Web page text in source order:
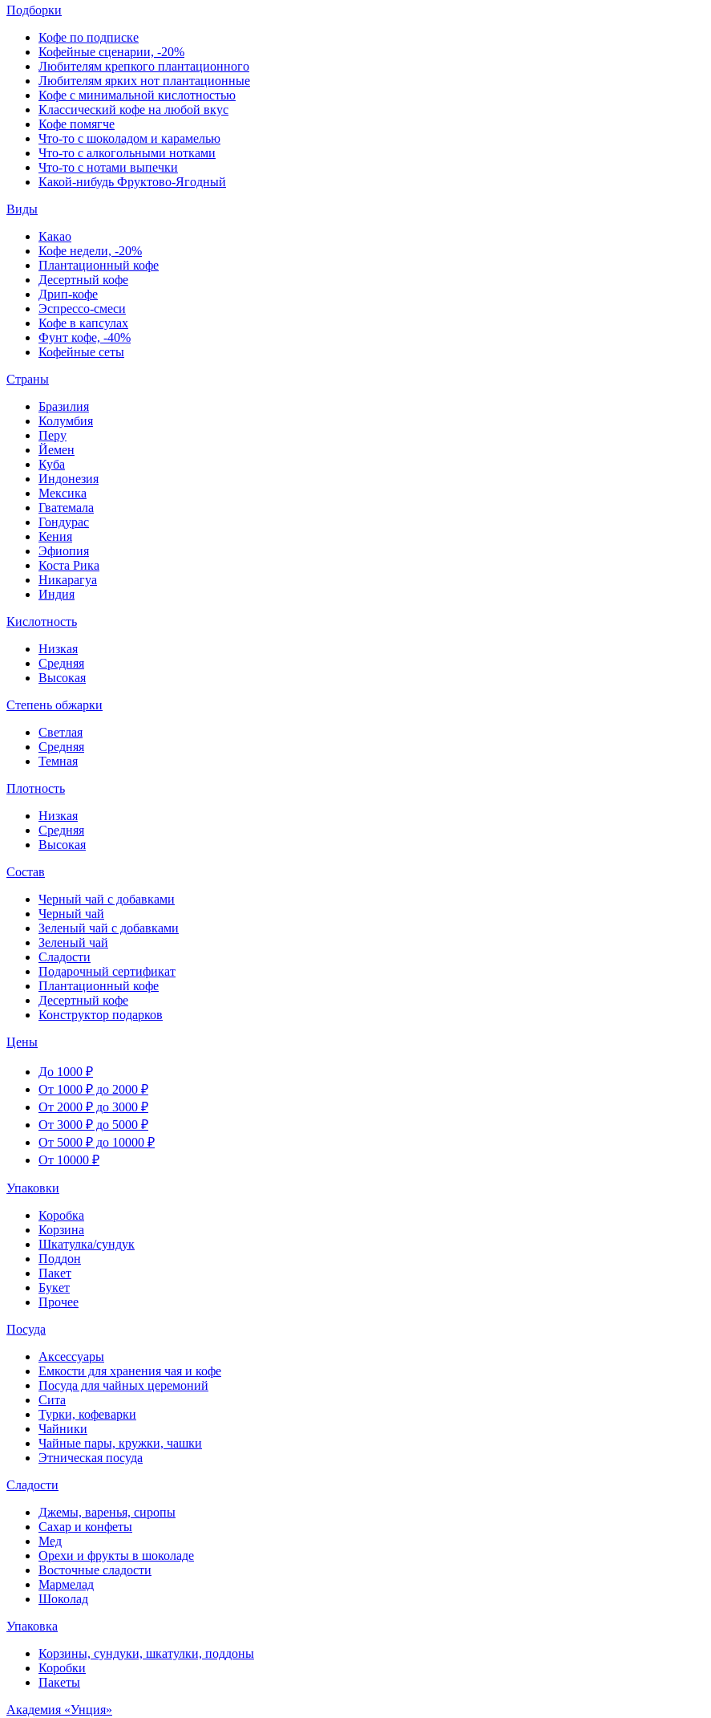
Подборки
Кофе по подписке
Кофейные сценарии, -20%
Любителям крепкого плантационного
Любителям ярких нот плантационные
Кофе с минимальной кислотностью
Классический кофе на любой вкус
Кофе помягче
Что-то с шоколадом и карамелью
Что-то с алкогольными нотками
Что-то с нотами выпечки
Какой-нибудь Фруктово-Ягодный
Виды
Какао
Кофе недели, -20%
Плантационный кофе
Десертный кофе
Дрип-кофе
Эспрессо-смеси
Кофе в капсулах
Фунт кофе, -40%
Кофейные сеты
Страны
Бразилия
Колумбия
Перу
Йемен
Куба
Индонезия
Мексика
Гватемала
Гондурас
Кения
Эфиопия
Коста Рика
Никарагуа
Индия
Кислотность
Низкая
Средняя
Высокая
Степень обжарки
Светлая
Средняя
Темная
Плотность
Низкая
Средняя
Высокая
Состав
Черный чай с добавками
Черный чай
Зеленый чай с добавками
Зеленый чай
Сладости
Подарочный сертификат
Плантационный кофе
Десертный кофе
Конструктор подарков
Цены
До 1000 ₽
От 1000 ₽ до 2000 ₽
От 2000 ₽ до 3000 ₽
От 3000 ₽ до 5000 ₽
От 5000 ₽ до 10000 ₽
От 10000 ₽
Упаковки
Коробка
Корзина
Шкатулка/сундук
Поддон
Пакет
Букет
Прочее
Посуда
Аксессуары
Емкости для хранения чая и кофе
Посуда для чайных церемоний
Сита
Турки, кофеварки
Чайники
Чайные пары, кружки, чашки
Этническая посуда
Сладости
Джемы, варенья, сиропы
Сахар и конфеты
Мед
Орехи и фрукты в шоколаде
Восточные сладости
Мармелад
Шоколад
Упаковка
Корзины, сундуки, шкатулки, поддоны
Коробки
Пакеты
Академия «Унция»